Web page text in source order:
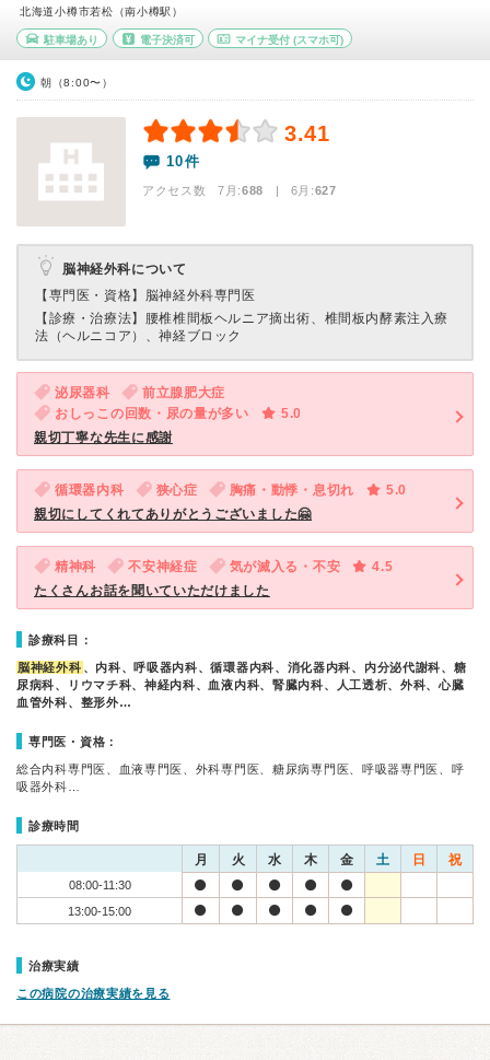
北海道小樽市若松（南小樽駅）
駐車場あり 電子決済可 マイナ受付 (スマホ可)
朝（8:00〜）
3.41
10件
アクセス数 7月:688 | 6月:627
脳神経外科について
【専門医・資格】 脳神経外科専門医
【診療・治療法】
腰椎椎間板ヘルニア摘出術、椎間板内酵素注入療
法（ヘルニコア）、神経ブロック
泌尿器科
前立腺肥大症
おしっこの回数・尿の量が多い
5.0
親切丁寧な先生に感謝
循環器内科 狭心症 胸痛・動悸・息切れ
5.0
親切にしてくれてありがとうございました🤗
精神科 不安神経症 気が滅入る・不安
4.5
たくさんお話を聞いていただけました
診療科目：
脳神経外科 、内科、呼吸器内科、循環器内科、消化器内科、内分泌代謝科、糖
尿病科、リウマチ科、神経内科、血液内科、腎臓内科、人工透析、外科、心臓
血管外科、整形外…
専門医・資格：
総合内科専門医、血液専門医、外科専門医、糖尿病専門医、呼吸器専門医、呼
吸器外科…
診療時間
月 火 水 木 金 土 日 祝
08:00-11:30
13:00-15:00
治療実績
この病院の治療実績を見る